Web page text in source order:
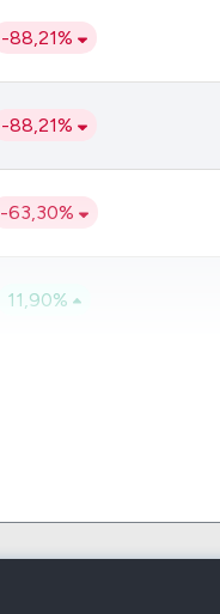
-88,21%
-88,21%
-63,30%
11,90%
0,00%